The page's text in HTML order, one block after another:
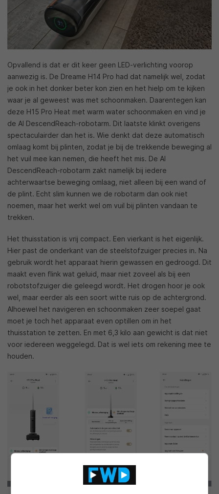
Opvallend is dat er dit keer geen LED-verlichting voorop
aanwezig is. De Dreame H14 Pro had dat namelijk wel, zodat
je ook in het donker beter kon zien en het hielp om te kijken
waar je al geweest was met schoonmaken. Daarentegen kan
deze H15 Pro Heat met warm water schoonmaken en vind je
de AI DescendReach-robotarm. Dit laatste klinkt overigens
spectaculairder dan het is. Wie denkt dat deze automatisch
omlaag komt bij plinten, zodat je bij de trekkende beweging al
het vuil mee kan nemen, die heeft het mis. De AI
DescendReach-robotarm zakt namelijk bij iedere
achterwaartse beweging omlaag, niet alleen bij een wand of
de plint. Echt slim kunnen we de robotarm dan ook niet
noemen, maar het werkt wel om vuil bij plinten vandaan te
trekken.
Het thuisstation is vrij compact. Een vierkant is het eigenlijk.
Hier past de onderkant van de steelstofzuiger precies in. Na
gebruik wordt het apparaat hierin gewassen en gedroogd. Dit
maakt even flink wat geluid, maar niet zoveel als bij een
robotstofzuiger die geleegd wordt. Het drogen hoor je ook
wel, maar eerder als een soort witte ruis op de achtergrond.
Alhoewel het navigeren en schoonmaken zeer soepel gaat
moet je toch het apparaat even optillen om in het
thuisstation te zetten. En met 6,3 kilo aan gewicht is dat niet
voor iedereen weggelegd. Dat is wel iets om rekening mee te
houden.